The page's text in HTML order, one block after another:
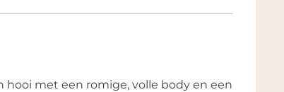
met een romige, volle body en een